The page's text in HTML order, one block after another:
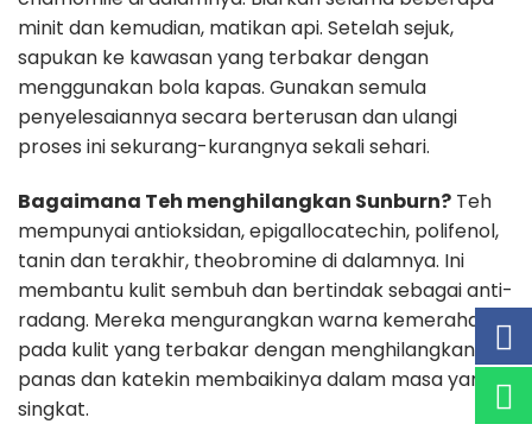
minit dan kemudian, matikan api. Setelah sejuk,
sapukan ke kawasan yang terbakar dengan
menggunakan bola kapas. Gunakan semula
penyelesaiannya secara berterusan dan ulangi
proses ini sekurang-kurangnya sekali sehari.
Bagaimana Teh menghilangkan Sunburn? Teh
mempunyai antioksidan, epigallocatechin, polifenol,
tanin dan terakhir, theobromine di dalamnya. Ini
membantu kulit sembuh dan bertindak sebagai anti-
radang. Mereka mengurangkan warna kemerahan
pada kulit yang terbakar dengan menghilangkan
panas dan katekin membaikinya dalam masa yang
singkat.